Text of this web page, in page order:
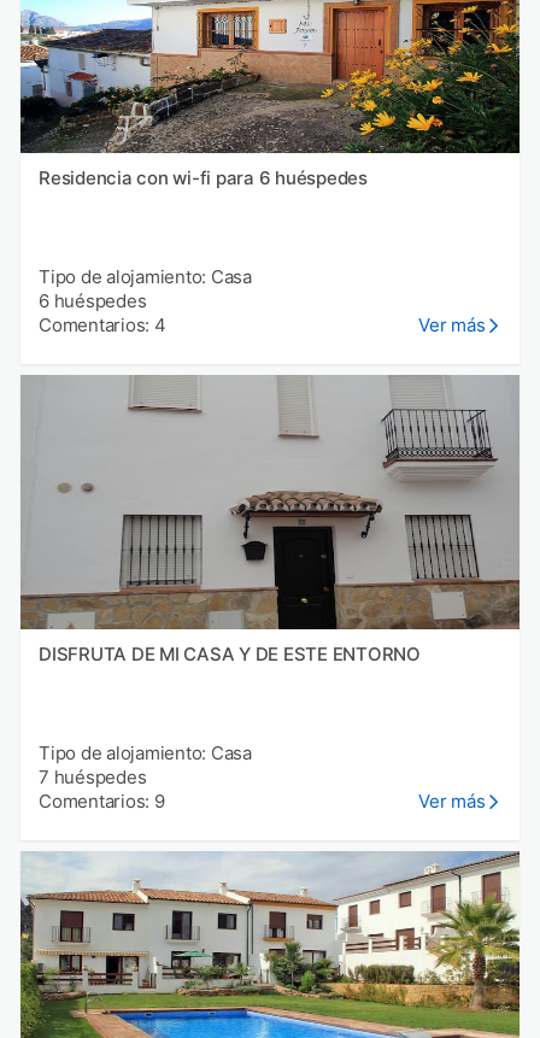
Residencia con wi-fi para 6 huéspedes
Tipo de alojamiento: Casa
6 huéspedes
Comentarios: 4
Ver más
DISFRUTA DE MI CASA Y DE ESTE ENTORNO
Tipo de alojamiento: Casa
7 huéspedes
Comentarios: 9
Ver más